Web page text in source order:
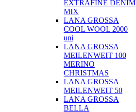
EXTRAFINE DENIM
MIX
LANA GROSSA
COOL WOOL 2000
uni
LANA GROSSA
MEILENWEIT 100
MERINO
CHRISTMAS
LANA GROSSA
MEILENWEIT 50
LANA GROSSA
BELLA